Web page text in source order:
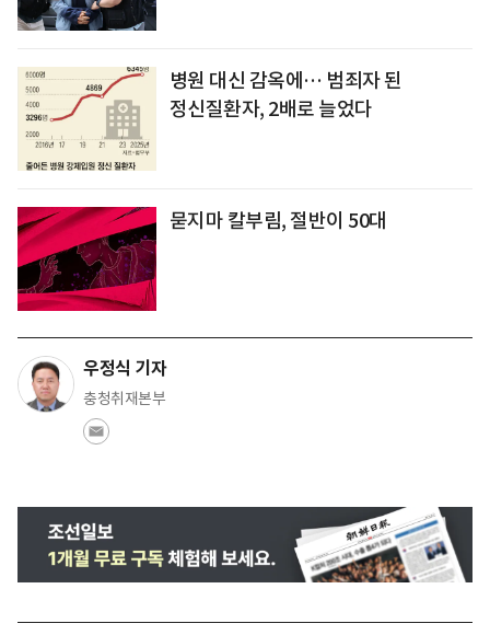
병원 대신 감옥에… 범죄자 된
정신질환자, 2배로 늘었다
묻지마 칼부림, 절반이 50대
우정식 기자
충청취재본부